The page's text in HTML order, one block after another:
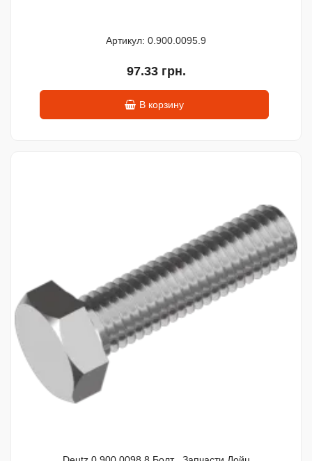
Артикул: 0.900.0095.9
97.33 грн.
В корзину